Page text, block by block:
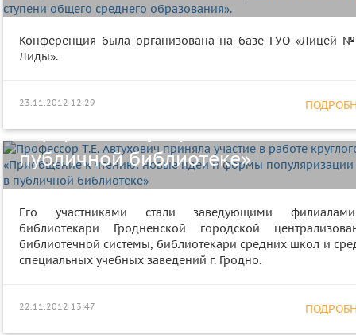
Конференция была организована на базе ГУО «Лицей
Лиды».
23.11.2012 12:29
Профессор Т.Е. Автухович приняла
«Приобщение к чтению: новые
и формы популяризации чтения в
публичной библиотеке»
Его участниками стали заведующими
библиотекари Гродненской городской
библиотечной системы, библиотекари средних школ и
специальных учебных заведений г. Гродно.
22.11.2012 13:47
Представители ГрГУ имени Янки
первого регионального